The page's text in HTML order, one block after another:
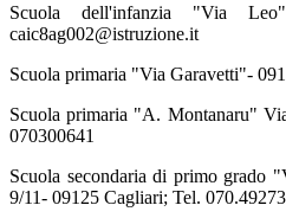
Scuola dell'infanzia "Via
caic8ag002@istruzione.it
Scuola primaria "Via Garavetti"-
Scuola primaria "A. Montanaru"
070300641
Scuola secondaria di primo
9/11- 09125 Cagliari; Tel.